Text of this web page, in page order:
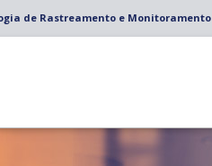
de Rastreamento e Monitoramento